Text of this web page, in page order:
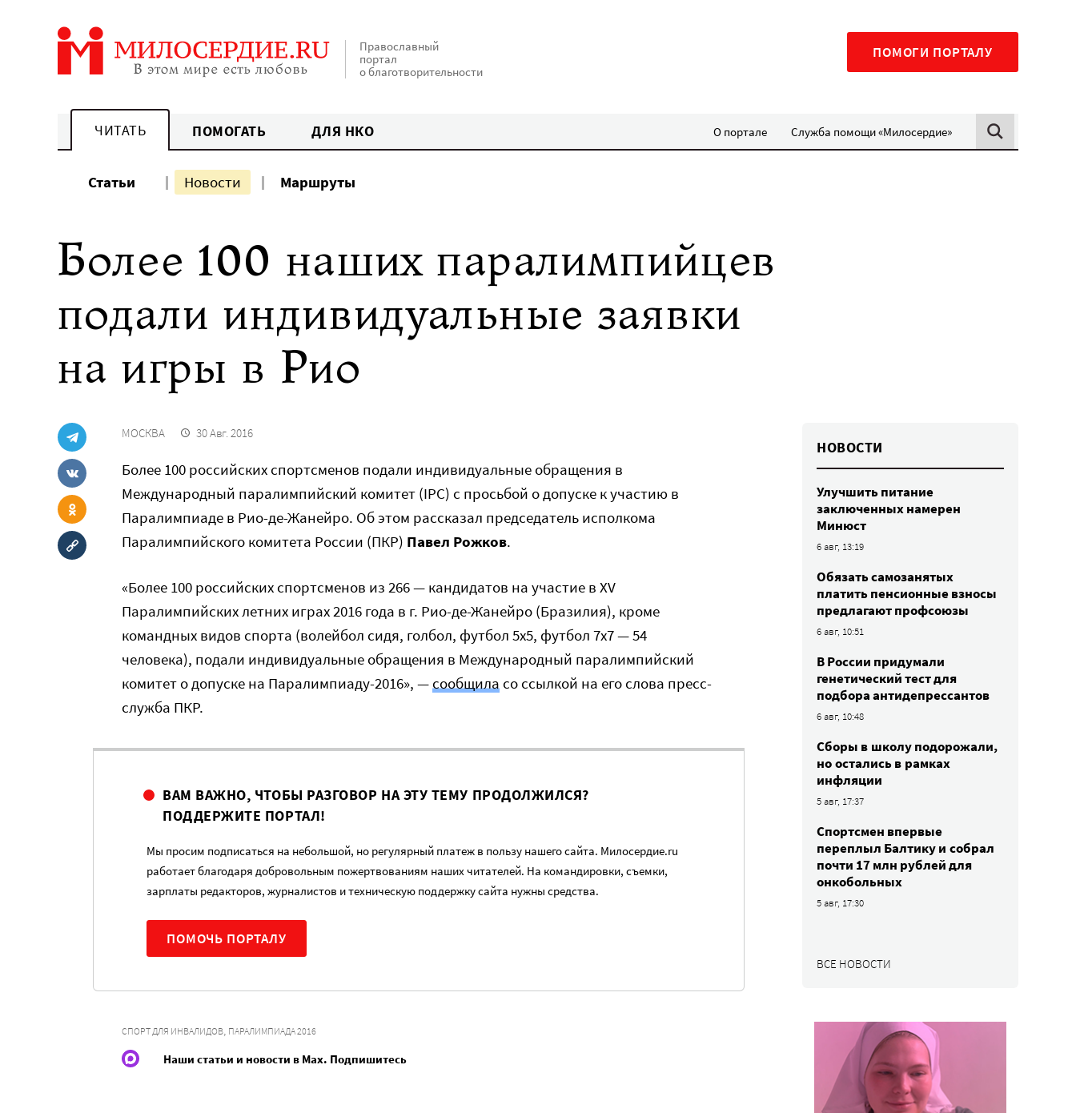
Православный
портал
о благотворительности
ПОМОГИ ПОРТАЛУ
ЧИТАТЬ ПОМОГАТЬ ДЛЯ НКО О портале Служба помощи «Милосердие»
Статьи Новости Маршруты
Более 100 наших паралимпийцев
подали индивидуальные заявки
на игры в Рио
МОСКВА 30 Авг. 2016
Более 100 российских спортсменов подали индивидуальные обращения в
Международный паралимпийский комитет (IPC) с просьбой о допуске к участию в
Паралимпиаде в Рио-де-Жанейро. Об этом рассказал председатель исполкома
Паралимпийского комитета России (ПКР) Павел Рожков.
«Более 100 российских спортсменов из 266 — кандидатов на участие в XV
Паралимпийских летних играх 2016 года в г. Рио-де-Жанейро (Бразилия), кроме
командных видов спорта (волейбол сидя, голбол, футбол 5х5, футбол 7х7 — 54
человека), подали индивидуальные обращения в Международный паралимпийский
комитет о допуске на Паралимпиаду-2016», —сообщиласо ссылкой на его слова пресс-
служба ПКР.
ВАМ ВАЖНО, ЧТОБЫ РАЗГОВОР НА ЭТУ ТЕМУ ПРОДОЛЖИЛСЯ?
ПОДДЕРЖИТЕ ПОРТАЛ!
Мы просим подписаться на небольшой, но регулярный платеж в пользу нашего сайта. Милосердие.ru
работает благодаря добровольным пожертвованиям наших читателей. На командировки, съемки,
зарплаты редакторов, журналистов и техническую поддержку сайта нужны средства.
ПОМОЧЬ ПОРТАЛУ
СПОРТ ДЛЯ ИНВАЛИДОВ, ПАРАЛИМПИАДА 2016
Наши статьи и новости в Max. Подпишитесь
НОВОСТИ
Улучшить питание
заключенных намерен
Минюст
6 авг, 13:19
Обязать самозанятых
платить пенсионные взносы
предлагают профсоюзы
6 авг, 10:51
В России придумали
генетический тест для
подбора антидепрессантов
6 авг, 10:48
Сборы в школу подорожали,
но остались в рамках
инфляции
5 авг, 17:37
Спортсмен впервые
переплыл Балтику и собрал
почти 17 млн рублей для
онкобольных
5 авг, 17:30
ВСЕ НОВОСТИ